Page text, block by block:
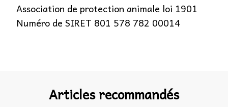
Association de protection animale loi 1901
Numéro de SIRET 801 578 782 00014
Articles recommandés